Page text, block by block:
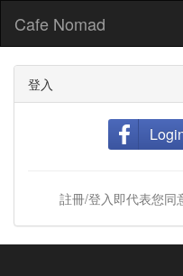
Cafe Nomad
登入
註冊/登入即代表您同